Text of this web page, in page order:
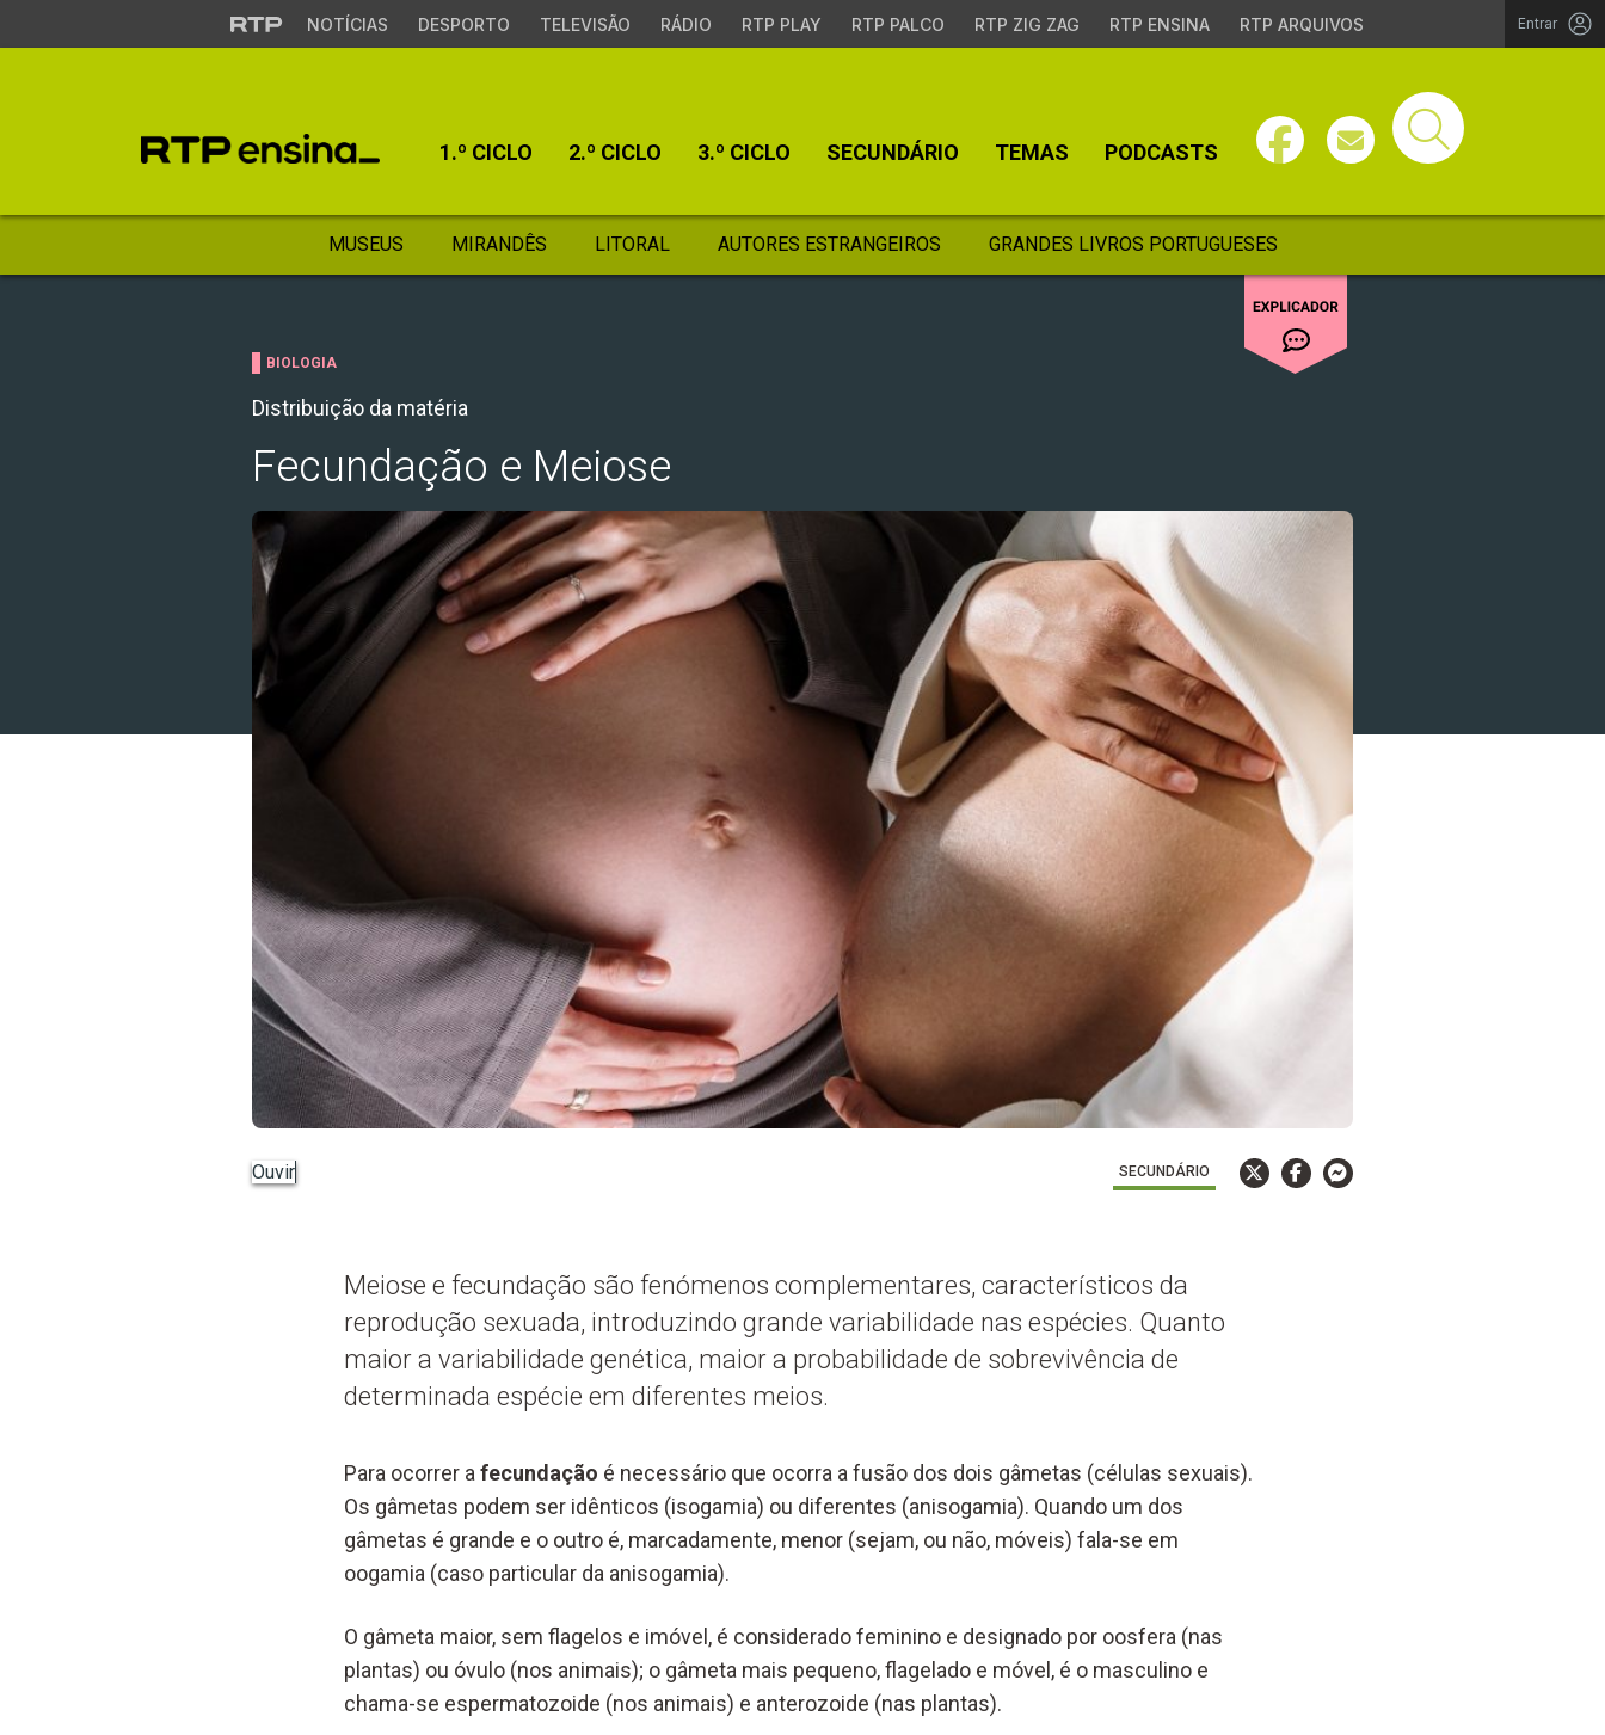
NOTÍCIAS DESPORTO TELEVISÃO RÁDIO RTP PLAY RTP PALCO RTP ZIG ZAG RTP ENSINA RTP ARQUIVOS Entrar
1.º CICLO 2.º CICLO 3.º CICLO SECUNDÁRIO TEMAS PODCASTS
MUSEUS MIRANDÊS LITORAL AUTORES ESTRANGEIROS GRANDES LIVROS PORTUGUESES
BIOLOGIA
Distribuição da matéria
Fecundação e Meiose
Ouvir SECUNDÁRIO
Meiose e fecundação são fenómenos complementares, característicos da
reprodução sexuada, introduzindo grande variabilidade nas espécies. Quanto
maior a variabilidade genética, maior a probabilidade de sobrevivência de
determinada espécie em diferentes meios.
Para ocorrer afecundação é necessário que ocorra a fusão dos dois gâmetas (células sexuais).
Os gâmetas podem ser idênticos (isogamia) ou diferentes (anisogamia). Quando um dos
gâmetas é grande e o outro é, marcadamente, menor (sejam, ou não, móveis) fala-se em
oogamia (caso particular da anisogamia).
O gâmeta maior, sem flagelos e imóvel, é considerado feminino e designado por oosfera (nas
plantas) ou óvulo (nos animais); o gâmeta mais pequeno, flagelado e móvel, é o masculino e
chama-se espermatozoide (nos animais) e anterozoide (nas plantas).